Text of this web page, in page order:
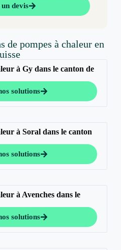
devis
de pompes à chaleur en
à Gy dans le canton de
solutions
à Soral dans le canton
solutions
à Avenches dans le
solutions